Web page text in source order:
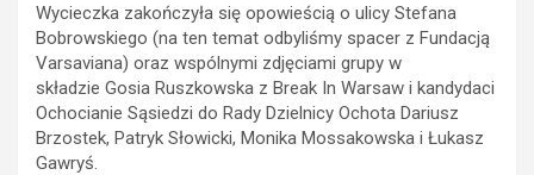
Wycieczka zakończyła się opowieścią o ulicy Stefana
Bobrowskiego (na ten temat odbyliśmy spacer z Fundacją
Varsaviana) oraz wspólnymi zdjęciami grupy w
składzie Gosia Ruszkowska z Break In Warsaw i kandydaci
Ochocianie Sąsiedzi do Rady Dzielnicy Ochota Dariusz
Brzostek, Patryk Słowicki, Monika Mossakowska i Łukasz
Gawryś.